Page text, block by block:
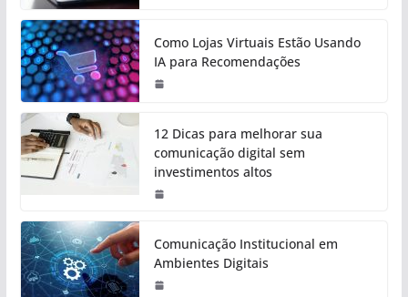
Como Lojas Virtuais Estão Usando
IA para Recomendações
12 Dicas para melhorar sua
comunicação digital sem
investimentos altos
Comunicação Institucional em
Ambientes Digitais